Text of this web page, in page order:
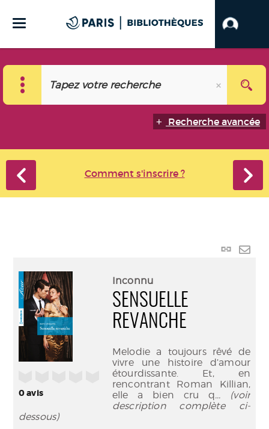
Recherche avancée
Comment s'inscrire ?
Lien
0avis
Inconnu
SENSUELLE
REVANCHE
Melodie a toujours rêvé de
vivre une histoire d’amour
étourdissante. Et, en
rencontrant Roman Killian,
elle a bien cru q... (voir
description complète ci-
dessous)